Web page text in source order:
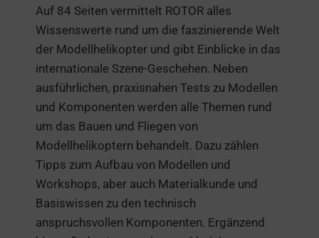
Auf 84 Seiten vermittelt ROTOR alles
Wissenswerte rund um die faszinierende Welt
der Modellhelikopter und gibt Einblicke in das
internationale Szene-Geschehen. Neben
ausführlichen, praxisnahen Tests zu Modellen
und Komponenten werden alle Themen rund
um das Bauen und Fliegen von
Modellhelikoptern behandelt. Dazu zählen
Tipps zum Aufbau von Modellen und
Workshops, aber auch Materialkunde und
Basiswissen zu den technisch
anspruchsvollen Komponenten. Ergänzend